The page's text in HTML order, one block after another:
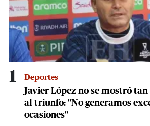
1 Deportes
Javier López no se mostró
al triunfo: "No generamos
ocasiones"